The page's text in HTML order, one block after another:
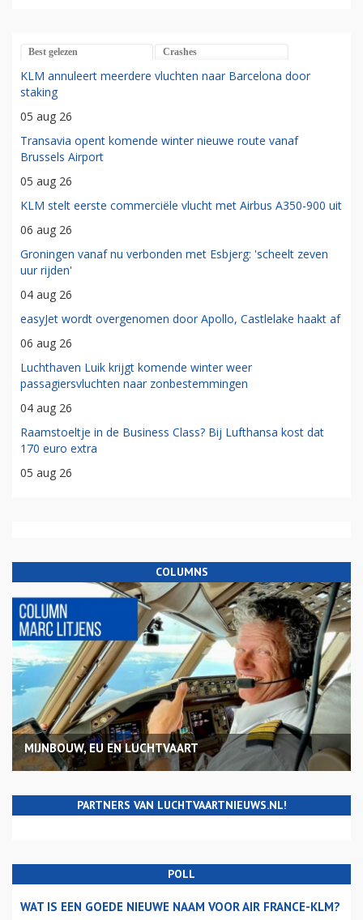
Best gelezen Crashes
KLM annuleert meerdere vluchten naar Barcelona door
staking
05 aug 26
Transavia opent komende winter nieuwe route vanaf
Brussels Airport
05 aug 26
KLM stelt eerste commerciële vlucht met Airbus A350-900 uit
06 aug 26
Groningen vanaf nu verbonden met Esbjerg: 'scheelt zeven
uur rijden'
04 aug 26
easyJet wordt overgenomen door Apollo, Castlelake haakt af
06 aug 26
Luchthaven Luik krijgt komende winter weer
passagiersvluchten naar zonbestemmingen
04 aug 26
Raamstoeltje in de Business Class? Bij Lufthansa kost dat
170 euro extra
05 aug 26
COLUMNS
MIJNBOUW, EU EN LUCHTVAART
PARTNERS VAN LUCHTVAARTNIEUWS.NL!
POLL
WAT IS EEN GOEDE NIEUWE NAAM VOOR AIR FRANCE-KLM?